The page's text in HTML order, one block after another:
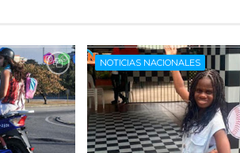
NOTICIAS NACIONALES